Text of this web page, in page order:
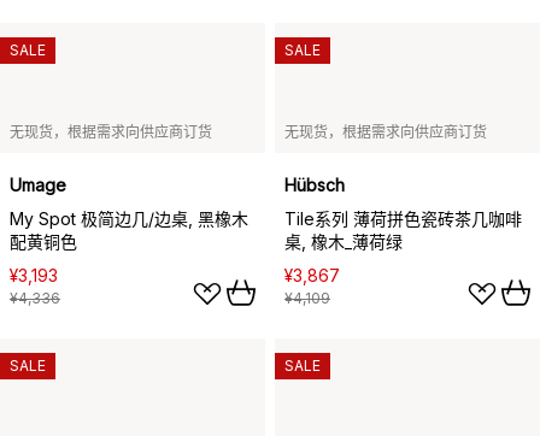
无现货，根据需求向供应商订货
Umage
My Spot 极简边几/边桌, 黑橡木
配黄铜色
¥3,193
¥4,336
SALE
无现货，根据需求向供应商订货
Hübsch
Tile系列 薄荷拼色瓷砖茶几咖啡
桌, 橡木_薄荷绿
¥3,867
¥4,109
SALE
SALE SALE